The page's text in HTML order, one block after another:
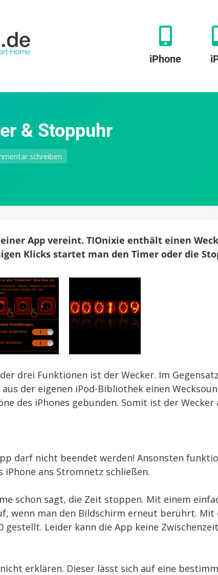
iPhone
& Stoppuhr
schreiben
App vereint. TIOnixie enthält einen
Klicks startet man den Timer oder die
drei Funktionen ist der Wecker. Im
der eigenen iPod-Bibliothek einen
des iPhones gebunden. Somit ist der Wecker
darf nicht beendet werden! Ansonsten
ans Stromnetz schließen.
schon sagt, die Zeit stoppen. Mit einem
wenn man den Bildschirm erneut berührt. Mit
Leider kann die App keine
erklären. Dieser lässt sich auf eine